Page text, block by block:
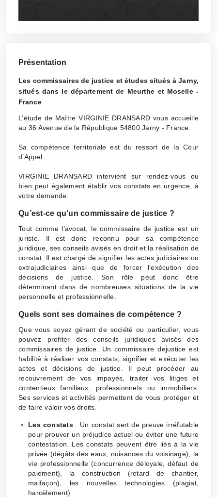
Présentation
Les commissaires de justice et études situés à Jarny,
situés dans le département de Meurthe et Moselle -
France
L’étude de Maître VIRGINIE DRANSARD vous accueille
au 36 Avenue de la République 54800 Jarny - France.
Sa compétence territoriale est du ressort de la Cour
d’Appel.
VIRGINIE DRANSARD intervient sur rendez-vous ou
bien peut également établir vos constats en urgence, à
votre demande.
Qu’est-ce qu’un commissaire de justice ?
Tout comme l’avocat, le commissaire de justice est un
juriste. Il est donc reconnu pour sa compétence
juridique, ses conseils avisés en droit et la réalisation de
constat. Il est chargé de signifier les actes judiciaires ou
extrajudiciaires ainsi que de forcer l’exécution des
décisions de justice. Son rôle peut donc être
déterminant dans de nombreuses situations de la vie
personnelle et professionnelle.
Quels sont ses domaines de compétence ?
Que vous soyez gérant de société ou particulier, vous
pouvez profiter des conseils juridiques avisés des
commissaires de justice. Un commissaire dejustice est
habilité à réaliser vos constats, signifier et exécuter les
actes et décisions de justice. Il peut procéder au
recouvrement de vos impayés, traiter vos litiges et
contentieux familiaux, professionnels ou immobiliers.
Ses services et activités permettent de vous protéger et
de faire valoir vos droits.
Les constats: Un constat sert de preuve irréfutable
pour prouver un préjudice actuel ou éviter une future
contestation. Les constats peuvent être liés à la vie
privée (dégâts des eaux, nuisances du voisinage), la
vie professionnelle (concurrence déloyale, défaut de
paiement), la construction (retard de chantier,
malfaçon), les nouvelles technologies (plagiat,
harcèlement)